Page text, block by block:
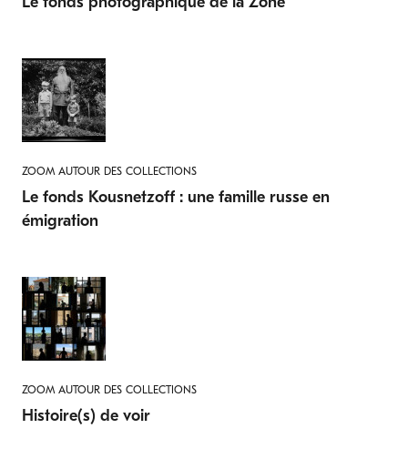
ZOOM AUTOUR DES COLLECTIONS
Le fonds Kousnetzoff : une famille russe en
émigration
ZOOM AUTOUR DES COLLECTIONS
Histoire(s) de voir